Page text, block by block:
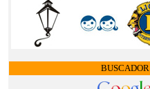
BUSCADOR